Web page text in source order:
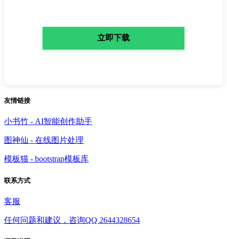
立即下载
友情链接
小书竹 - AI智能创作助手
图神仙 - 在线图片处理
模板猫 - bootstrap模板库
联系方式
客服
任何问题和建议，咨询QQ 2644328654